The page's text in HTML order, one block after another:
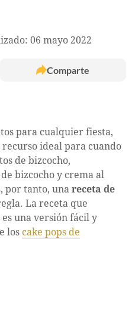
06 mayo 2022
Comparte
para cualquier fiesta,
recurso ideal para cuando
de bizcocho,
bizcocho y crema al
por tanto, una receta de
La receta que
una versión fácil y
los cake pops de